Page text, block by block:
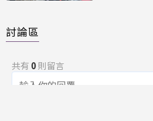
討論區
共有 0則留言